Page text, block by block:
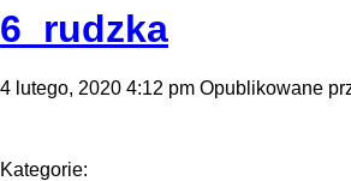
6_rudzka
4 lutego, 2020 4:12 pm Opublikowane
Kategorie: